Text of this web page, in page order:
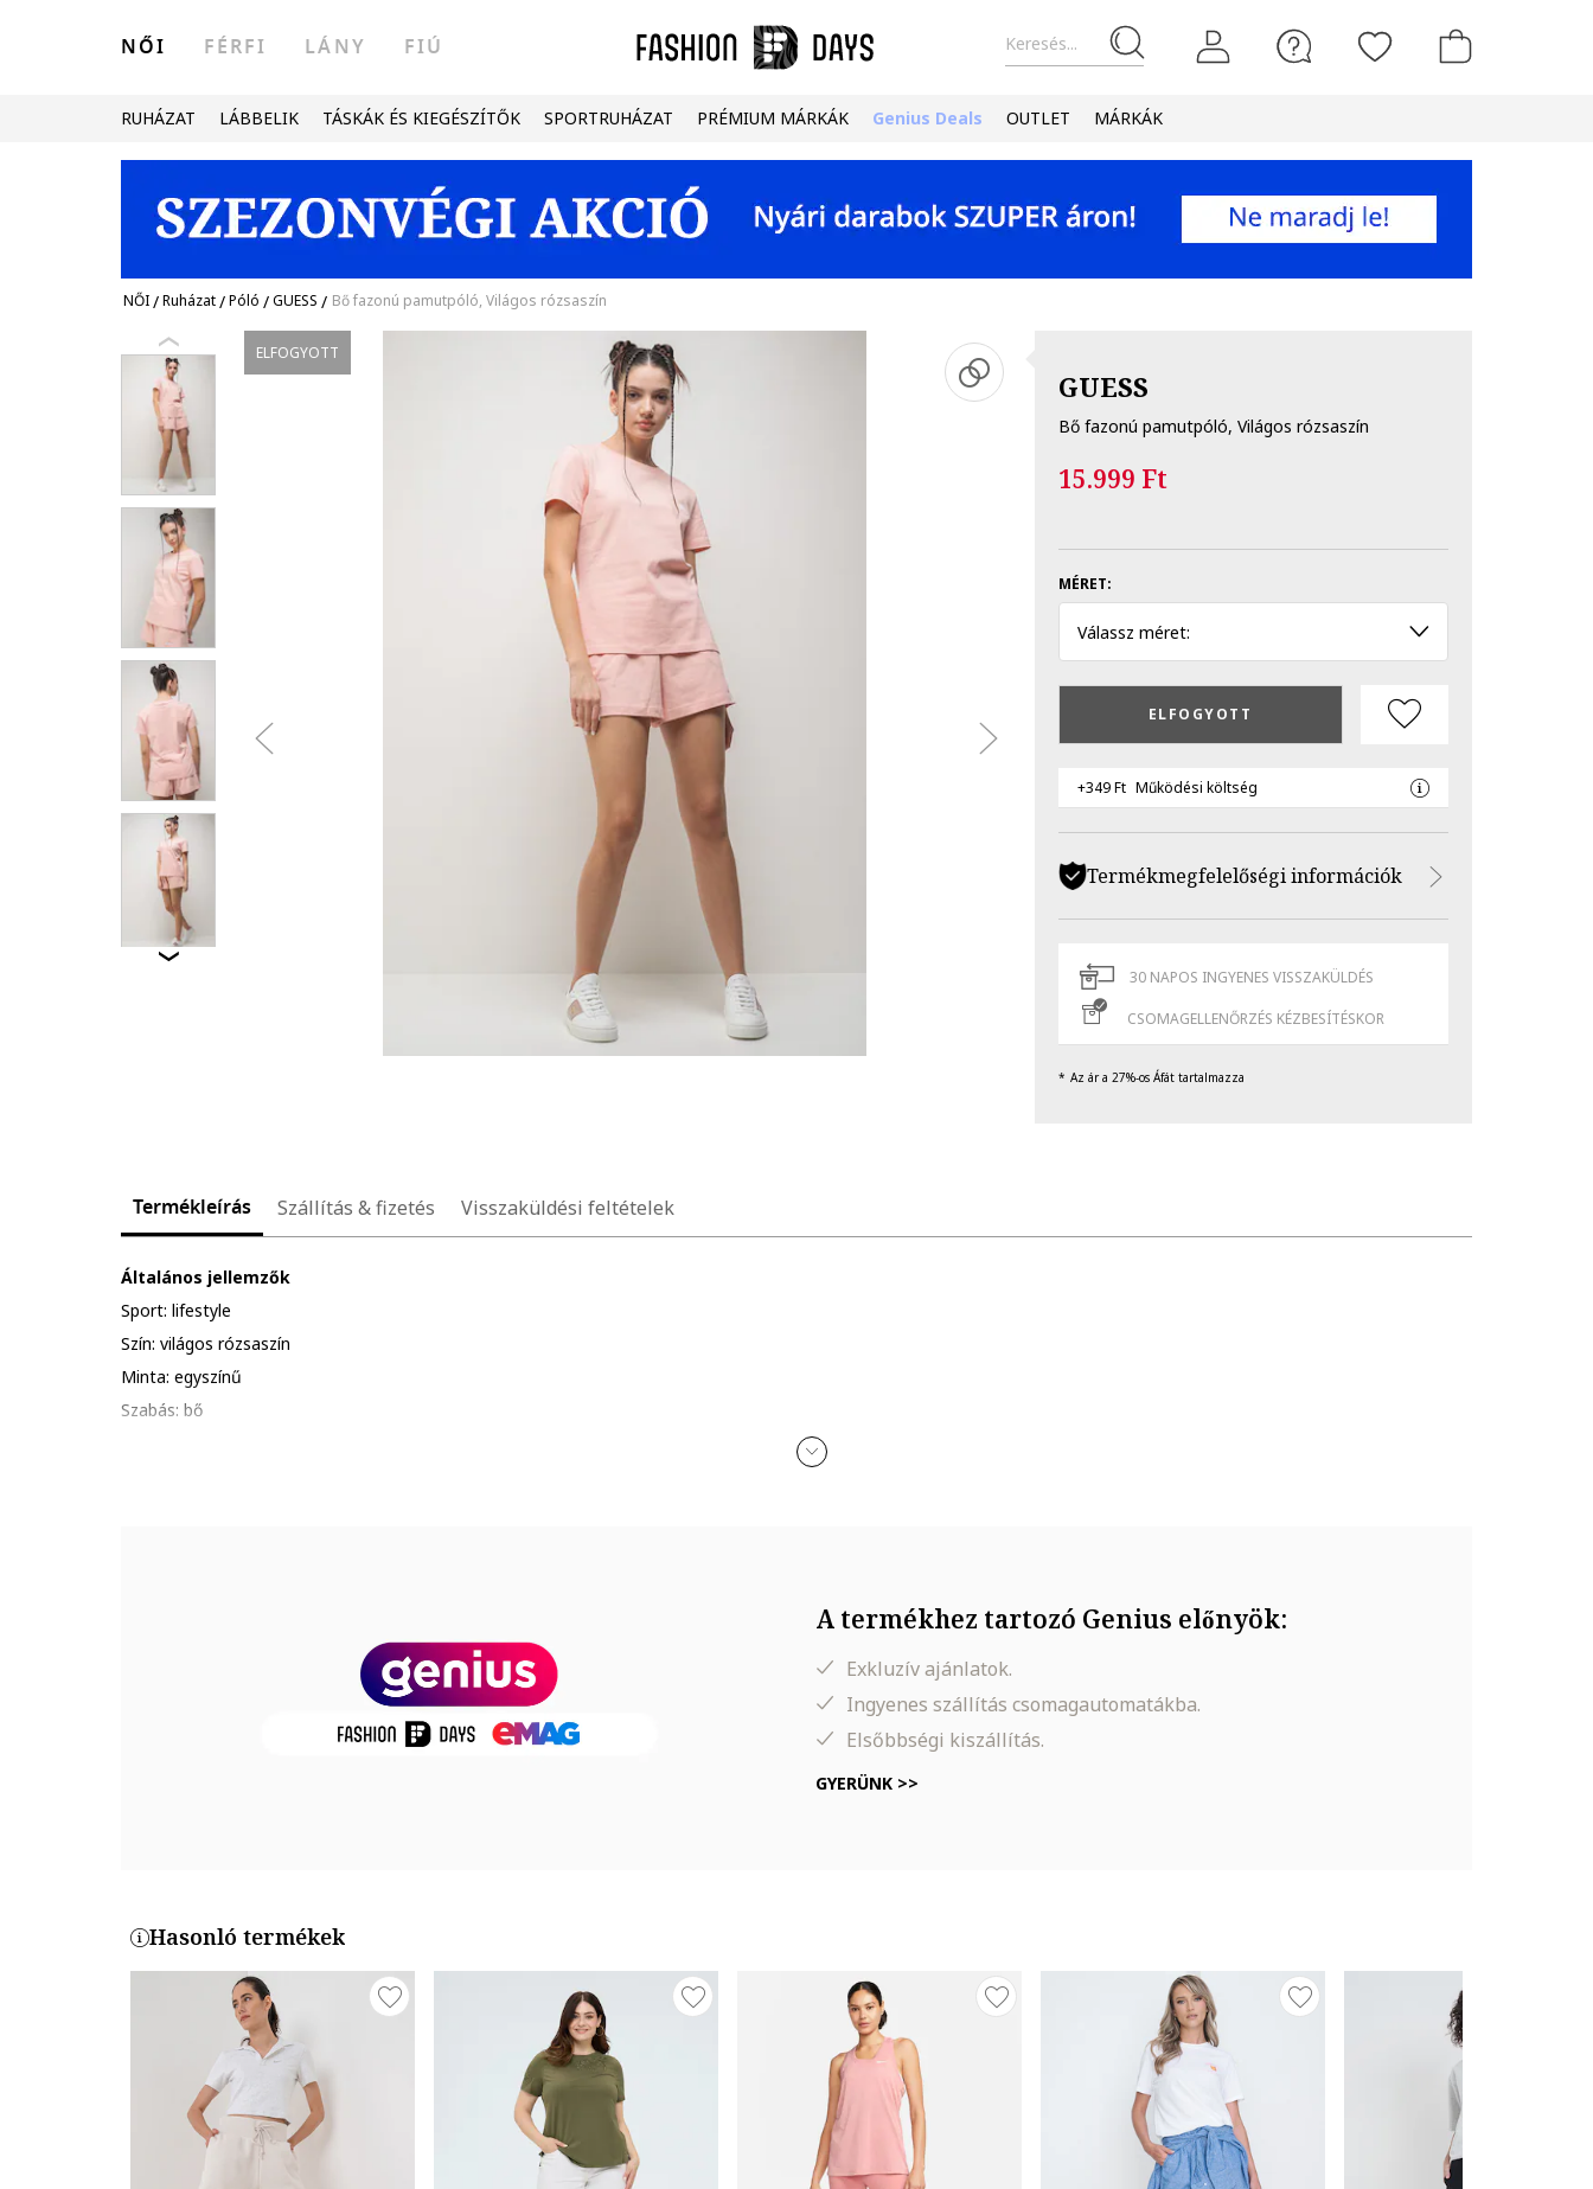
Keresés...
NŐI FÉRFI LÁNY FIÚ
RUHÁZAT LÁBBELIK TÁSKÁK ÉS KIEGÉSZÍTŐK SPORTRUHÁZAT PRÉMIUM MÁRKÁK Genius Deals OUTLET MÁRKÁK
NŐI/Ruházat/Póló /GUESS / Bő fazonú pamutpóló, Világos rózsaszín
ELFOGYOTT
GUESS
Bő fazonú pamutpóló, Világos rózsaszín
15.999 Ft
MÉRET:
Válassz méret:
ELFOGYOTT
+349 Ft Működési költség
Termékmegfelelőségi információk
30 NAPOS INGYENES VISSZAKÜLDÉS
CSOMAGELLENŐRZÉS KÉZBESÍTÉSKOR
Az ár a 27%-os Áfát tartalmazza
Termékleírás Szállítás & fizetés Visszaküldési feltételek
Általános jellemzők
Sport: lifestyle
Szín: világos rózsaszín
Minta: egyszínű
Szabás: bő
Modell méretei: Magasság: 175 cm, Mellbőség: 81 cm, Derék: 60 cm, Csípő: 90 cm
A termékhez tartozó Genius előnyök:
Exkluzív ajánlatok.
Ingyenes szállítás csomagautomatákba.
Elsőbbségi kiszállítás.
GYERÜNK >>
Hasonló termékek